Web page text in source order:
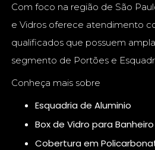
Com foco na região de São
e Vidros oferece atendimento
qualificados que possuem
segmento de Portões e
Conheça mais sobre
Esquadria de Aluminio
Box de Vidro para Banheiro
Cobertura em